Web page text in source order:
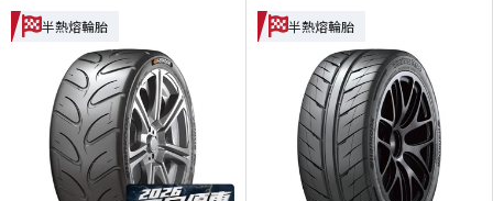
半熱熔輪胎 半熱熔輪胎